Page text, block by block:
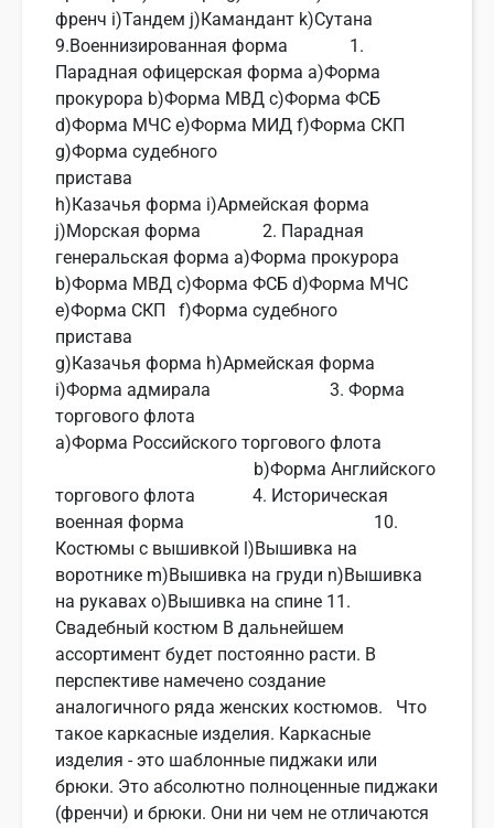
френч i)Тандем j)Камандант k)Сутана
9.Военнизированная форма 1.
Парадная офицерская форма a)Форма
прокурора b)Форма МВД c)Форма ФСБ
d)Форма МЧС e)Форма МИД f)Форма СКП
g)Форма судебного
h)Казачья форма i)Армейская форма
j)Морская форма 2. Парадная
генеральская форма a)Форма прокурора
b)Форма МВД c)Форма ФСБ d)Форма МЧС
e)Форма СКП f)Форма судебного
g)Казачья форма h)Армейская форма
i)Форма адмирала 3. Форма
торгового флота
a)Форма Российского торгового флота
b)Форма Английского
торгового флота 4. Историческая
военная форма 10.
Костюмы с вышивкой l)Вышивка на
воротнике m)Вышивка на груди n)Вышивка
на рукавах o)Вышивка на спине 11.
Свадебный костюм В дальнейшем
ассортимент будет постоянно расти. В
перспективе намечено создание
аналогичного ряда женских костюмов. Что
такое каркасные изделия. Каркасные
изделия - это шаблонные пиджаки или
брюки. Это абсолютно полноценные пиджаки
(френчи) и брюки. Они ни чем не отличаются